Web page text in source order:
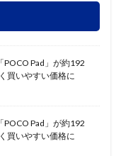
Pad」が約192
買いやすい価格に
Pad」が約192
買いやすい価格に